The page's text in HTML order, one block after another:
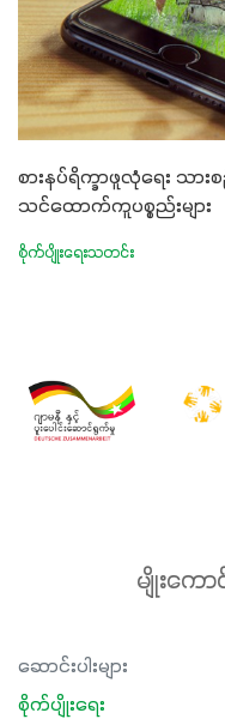
စားနပ်ရိက္ခာဖူလုံရေး သာ
သင်ထောက်ကူပစ္စည်းများ
စိုက်ပျိုးရေးသတင်း
မျိုးကေ
ဆောင်းပါးများ
စိုက်ပျိုးရေး